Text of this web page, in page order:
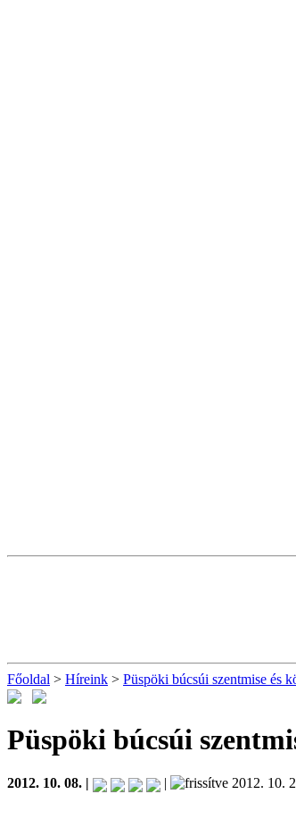
Főoldal > Híreink > Püspöki búcsúi szentmise és
Püspöki búcsúi
2012. 10. 08. | | 2012. 10.